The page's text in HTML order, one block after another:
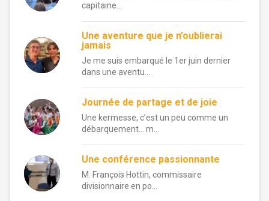
capitaine...
Une aventure que je n’oublierai
jamais
Je me suis embarqué le 1er juin dernier
dans une aventu...
Journée de partage et de joie
Une kermesse, c’est un peu comme un
débarquement… m...
Une conférence passionnante
M. François Hottin, commissaire
divisionnaire en po...